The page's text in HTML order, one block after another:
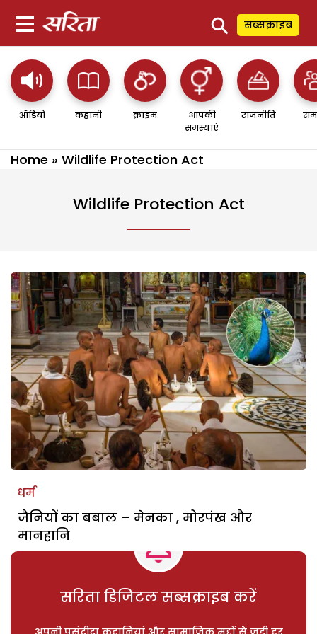
⚲ सब्सक्राइब
ऑडियो कहानी क्राइम
आपकी
समस्याएं
राजनीति
Home » Wildlife Protection Act
Wildlife Protection Act
धर्म
जैनियों का बबाल – मेनका , मोरपंख और
मानहानि
सरिता डिजिटल सब्सक्राइब करें